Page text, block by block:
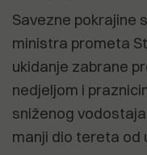
Savezne pokrajine
ministra prometa
ukidanje zabrane
nedjeljom i
sniženog
manji dio tereta od